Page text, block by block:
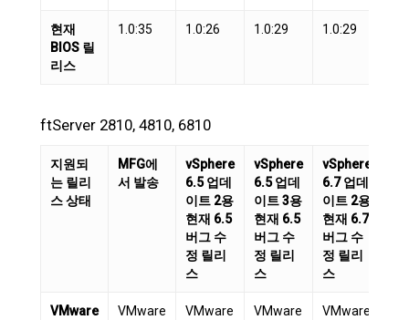
현재
BIOS 릴
리스
1.0:35 1.0:26 1.0:29 1.0:29
ftServer 2810, 4810, 6810
지원되
는 릴리
스 상태
MFG에
서 발송
vSphere
6.5 업데
이트 2용
현재 6.5
버그 수
정 릴리
스
vSphere
6.5 업데
이트 3용
현재 6.5
버그 수
정 릴리
스
vSphere
6.7 업데
이트 2용
현재 6.7
버그 수
정 릴리
스
VMware
VMware
VMware
VMware
VMware